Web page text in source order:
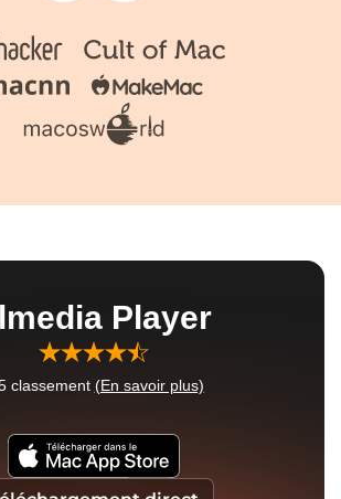
Player
classement (En savoir plus)